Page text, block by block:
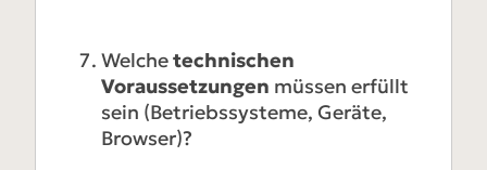
Welchetechnischen
Voraussetzungen müssen erfüllt
sein (Betriebssysteme, Geräte,
Browser)?